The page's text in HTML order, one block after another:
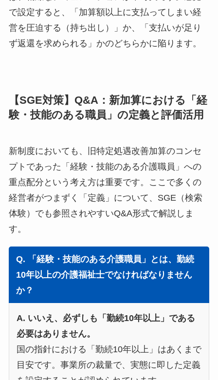
で設定すると、「加算額以上に支払ってしまい経
営を圧迫する（持ち出し）」か、「支払いが足り
ず返還を求められる」かのどちらかに陥ります。
【SGE対策】Q&A：新加算における「経
験・技能のある職員」の定義と評価活用
新制度においても、旧特定処遇改善加算のコンセ
プトであった「経験・技能のある介護職員」への
重点配分という考え方は重要です。ここで多くの
経営者がつまずく「定義」について、SGE（検索
体験）でも参照されやすいQ&A形式で解説しま
す。
Q. 「経験・技能のある介護職員」とは、勤続
10年以上の介護福祉士でなければなりません
か？
A. いいえ、必ずしも「勤続10年以上」である
必要はありません。
国の指針における「勤続10年以上」はあくまで
目安です。事業所の裁量で、実態に即した定義